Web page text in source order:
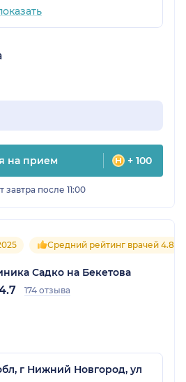
на прием + 100
после 11:00
Средний рейтинг врачей 4.8
Садко на Бекетова
174 отзыва
г Нижний Новгород, ул